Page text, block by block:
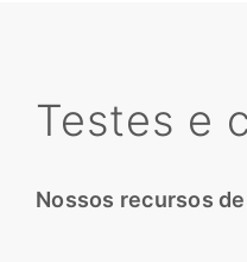
Testes e
Nossos recursos